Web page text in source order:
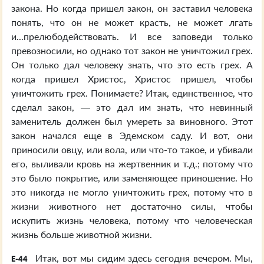
закона. Но когда пришел закон, он заставил человека
понять, что он не может красть, не может лгать
и...прелюбодействовать. И все заповеди только
превозносили, но однако тот закон не уничтожил грех.
Он только дал человеку знать, что это есть грех. А
когда пришел Христос, Христос пришел, чтобы
уничтожить грех. Понимаете? Итак, единственное, что
сделал закон, — это дал им знать, что невинный
заменитель должен был умереть за виновного. Этот
закон начался еще в Эдемском саду. И вот, они
приносили овцу, или вола, или что-то такое, и убивали
его, выливали кровь на жертвенник и т.д.; потому что
это было покрытие, или заменяющее приношение. Но
это никогда не могло уничтожить грех, потому что в
жизни животного нет достаточно силы, чтобы
искупить жизнь человека, потому что человеческая
жизнь больше животной жизни.
E-44
Итак, вот мы сидим здесь сегодня вечером. Мы,